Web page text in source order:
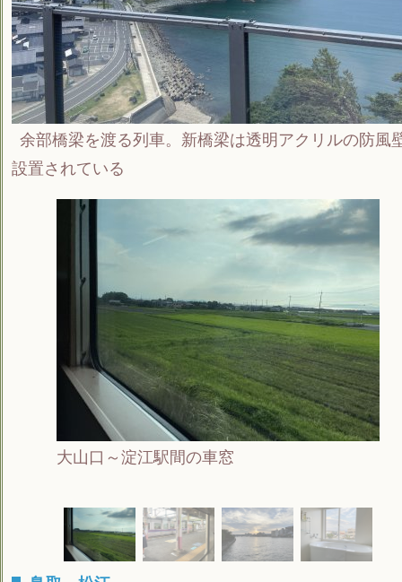
余部橋梁を渡る列車。新橋梁は透明アクリルの防風
設置されている
大山口～淀江駅間の車窓